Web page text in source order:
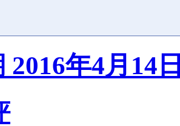
2016年4月14